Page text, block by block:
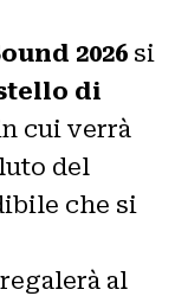
2026 si
di
cui verrà
del
che si
al